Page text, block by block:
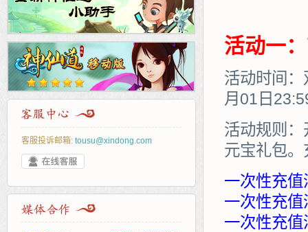
客服投诉邮箱: tousu@xindong.com
活动一
活动时间
月01日
活动规则
元宝礼包
一次性充
一次性充
一次性充